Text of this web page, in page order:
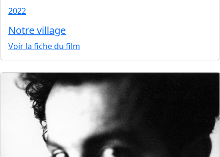
2022
Notre village
Voir la fiche du film